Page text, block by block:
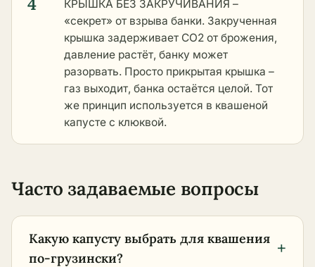
КРЫШКА БЕЗ ЗАКРУЧИВАНИЯ –
«секрет» от взрыва банки. Закрученная
крышка задерживает CO2 от брожения,
давление растёт, банку может
разорвать. Просто прикрытая крышка –
газ выходит, банка остаётся целой. Тот
же принцип используется в квашеной
капусте с клюквой.
Часто задаваемые вопросы
Какую капусту выбрать для квашения
по-грузински?
+